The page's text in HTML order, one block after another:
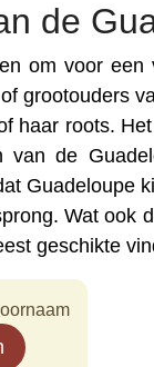
de
om voor
grootouders
haar roots.
de
Guadeloupe
Wat ook
geschikte